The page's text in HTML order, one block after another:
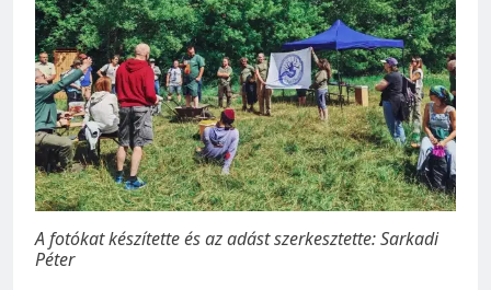
A fotókat készítette és az adást szerkesztette: Sarkadi
Péter